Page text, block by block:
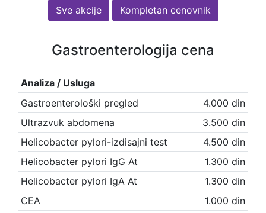
Sve akcije Kompletan cenovnik
Gastroenterologija cena
Analiza / Usluga
Gastroenterološki pregled
4.000 din
Ultrazvuk abdomena
3.500 din
Helicobacter pylori-izdisajni test
4.500 din
Helicobacter pylori IgG At
1.300 din
Helicobacter pylori IgA At
1.300 din
CEA
1.000 din